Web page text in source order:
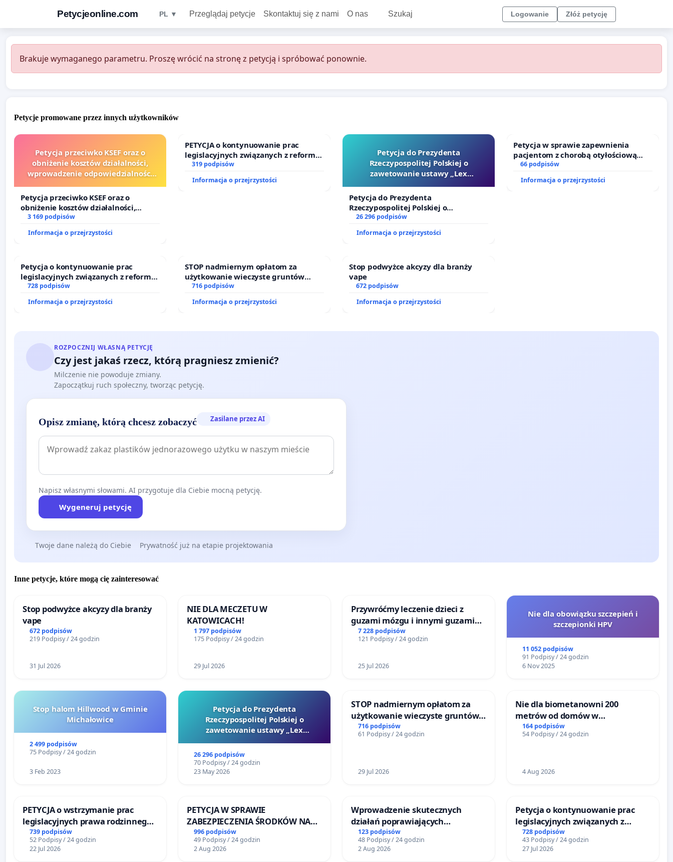
Petycjeonline.com PL ▼ Przeglądaj petycje Skontaktuj się z nami O nas Szukaj Logowanie Złóż petycję
Brakuje wymaganego parametru. Proszę wrócić na stronę z petycją i spróbować ponownie.
Petycje promowane przez innych użytkowników
Petycja przeciwko KSEF oraz o
obniżenie kosztów działalności,
wprowadzenie odpowiedzialności
sędziów
Petycja przeciwko KSEF oraz o
obniżenie kosztów działalności,
wprowadzenie odpowiedzialności
finansowej kluczowych urzędników i
sędziów
3 169 podpisów
Informacja o przejrzystości
PETYCJA o kontynuowanie prac
legislacyjnych związanych z reformą
prawa rodzinnego
319 podpisów
Informacja o przejrzystości
Petycja do Prezydenta
Rzeczypospolitej Polskiej o
zawetowanie ustawy „Lex
Petycja do Prezydenta
Rzeczypospolitej Polskiej o
zawetowanie ustawy „Lex Szarlatan”
26 296 podpisów
Informacja o przejrzystości
Petycja w sprawie zapewnienia
pacjentom z chorobą otyłościową
dostępu do kompleksowego leczenia
oraz programów profilaktycznych.
66 podpisów
Informacja o przejrzystości
Petycja o kontynuowanie prac
legislacyjnych związanych z reformą
prawa rodzinnego
728 podpisów
Informacja o przejrzystości
STOP nadmiernym opłatom za
użytkowanie wieczyste gruntów
zajmowanych przez rodzinne ogrody
działkowe.
716 podpisów
Informacja o przejrzystości
Stop podwyżce akcyzy dla branży
vape
672 podpisów
Informacja o przejrzystości
ROZPOCZNIJ WŁASNĄ PETYCJĘ
Czy jest jakaś rzecz, którą pragniesz zmienić?
Milczenie nie powoduje zmiany.
Zapoczątkuj ruch społeczny, tworząc petycję.
Opisz zmianę, którą chcesz zobaczyć Zasilane przez AI
Napisz własnymi słowami. AI przygotuje dla Ciebie mocną petycję.
Wygeneruj petycję
Twoje dane należą do Ciebie Prywatność już na etapie projektowania
Inne petycje, które mogą cię zainteresować
Stop podwyżce akcyzy dla branży
vape
672 podpisów
219 Podpisy / 24 godzin
31 Jul 2026
NIE DLA MECZETU W
KATOWICACH!
1 797 podpisów
175 Podpisy / 24 godzin
29 Jul 2026
Przywróćmy leczenie dzieci z
guzami mózgu i innymi guzami
litymi do Górnośląskiego
Centrum Zdrowia Dziecka w
7 228 podpisów
121 Podpisy / 24 godzin
25 Jul 2026
Nie dla obowiązku szczepień i
szczepionki HPV
11 052 podpisów
91 Podpisy / 24 godzin
6 Nov 2025
Stop halom Hillwood w Gminie
Michałowice
2 499 podpisów
75 Podpisy / 24 godzin
3 Feb 2023
Petycja do Prezydenta
Rzeczypospolitej Polskiej o
zawetowanie ustawy „Lex
26 296 podpisów
70 Podpisy / 24 godzin
23 May 2026
STOP nadmiernym opłatom za
użytkowanie wieczyste gruntów
zajmowanych przez rodzinne
ogrody działkowe.
716 podpisów
61 Podpisy / 24 godzin
29 Jul 2026
Nie dla biometanowni 200
metrów od domów w
Biernatkach, gm. Wądroże
Wielkie
164 podpisów
54 Podpisy / 24 godzin
4 Aug 2026
PETYCJA o wstrzymanie prac
legislacyjnych prawa rodzinnego
narażających ofiary przemocy
739 podpisów
52 Podpisy / 24 godzin
22 Jul 2026
PETYCJA W SPRAWIE
ZABEZPIECZENIA ŚRODKÓW NA
FUNKCJONOWANIE SCHRONISKA
DLA BEZDOMNYCH ZWIERZĄT W
SKARYSZEWIE
996 podpisów
49 Podpisy / 24 godzin
2 Aug 2026
Wprowadzenie skutecznych
działań poprawiających
bezpieczeństwo na ulicy
Żeromskiego w Otwocku
123 podpisów
48 Podpisy / 24 godzin
2 Aug 2026
Petycja o kontynuowanie prac
legislacyjnych związanych z
reformą prawa rodzinnego
728 podpisów
43 Podpisy / 24 godzin
27 Jul 2026